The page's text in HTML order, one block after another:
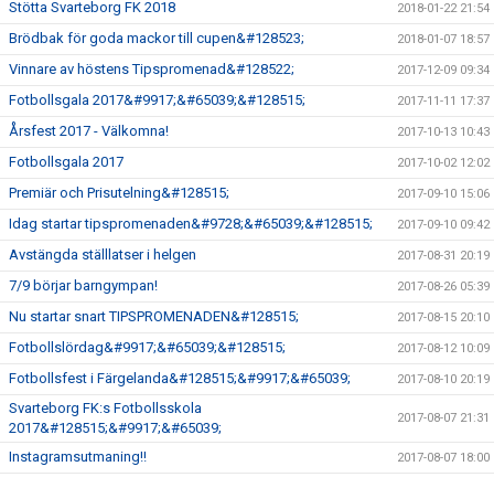
Stötta Svarteborg FK 2018 2018-01-22 21:54
Brödbak för goda mackor till cupen&#128523; 2018-01-07 18:57
Vinnare av höstens Tipspromenad&#128522; 2017-12-09 09:34
Fotbollsgala 2017&#9917;&#65039;&#128515; 2017-11-11 17:37
Årsfest 2017 - Välkomna! 2017-10-13 10:43
Fotbollsgala 2017 2017-10-02 12:02
Premiär och Prisutelning&#128515; 2017-09-10 15:06
Idag startar tipspromenaden&#9728;&#65039;&#128515; 2017-09-10 09:42
Avstängda ställlatser i helgen 2017-08-31 20:19
7/9 börjar barngympan! 2017-08-26 05:39
Nu startar snart TIPSPROMENADEN&#128515; 2017-08-15 20:10
Fotbollslördag&#9917;&#65039;&#128515; 2017-08-12 10:09
Fotbollsfest i Färgelanda&#128515;&#9917;&#65039; 2017-08-10 20:19
Svarteborg FK:s Fotbollsskola
2017&#128515;&#9917;&#65039;
2017-08-07 21:31
Instagramsutmaning!! 2017-08-07 18:00